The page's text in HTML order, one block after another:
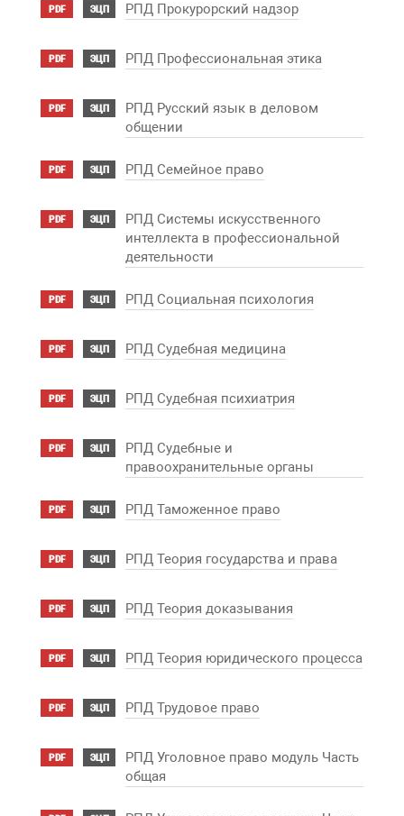
PDF ЭЦП РПД Прокурорский надзор
PDF ЭЦП РПД Профессиональная этика
PDF ЭЦП
РПД Русский язык в деловом
общении
PDF ЭЦП РПД Семейное право
PDF ЭЦП
РПД Системы искусственного
интеллекта в профессиональной
деятельности
PDF ЭЦП РПД Социальная психология
PDF ЭЦП РПД Судебная медицина
PDF ЭЦП РПД Судебная психиатрия
PDF ЭЦП
РПД Судебные и
правоохранительные органы
PDF ЭЦП РПД Таможенное право
PDF ЭЦП РПД Теория государства и права
PDF ЭЦП РПД Теория доказывания
PDF ЭЦП РПД Теория юридического процесса
PDF ЭЦП РПД Трудовое право
PDF ЭЦП
РПД Уголовное право модуль Часть
общая